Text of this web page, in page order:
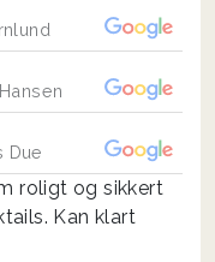
Due
roligt og sikkert
Kan klart